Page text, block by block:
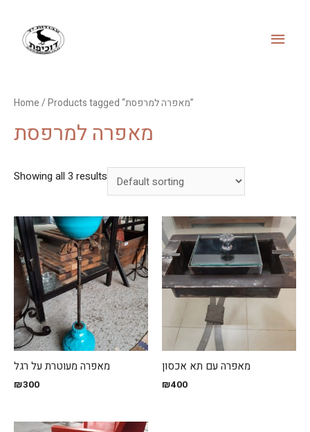
Home / Products tagged “מאפרה למרפסת”
מאפרה למרפסת
Showing all 3 results
מאפרה מעוטרת על רגל
₪300
מאפרה עם תא אכסון
₪400